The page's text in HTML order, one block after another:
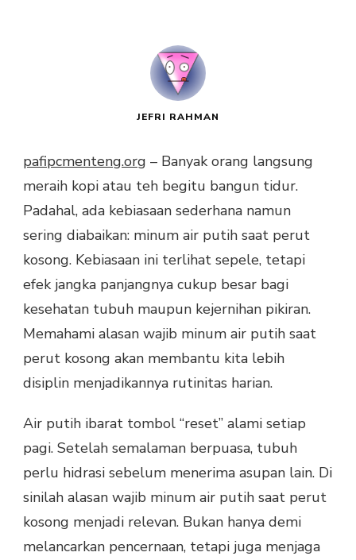
JEFRI RAHMAN
pafipcmenteng.org – Banyak orang langsung
meraih kopi atau teh begitu bangun tidur.
Padahal, ada kebiasaan sederhana namun
sering diabaikan: minum air putih saat perut
kosong. Kebiasaan ini terlihat sepele, tetapi
efek jangka panjangnya cukup besar bagi
kesehatan tubuh maupun kejernihan pikiran.
Memahami alasan wajib minum air putih saat
perut kosong akan membantu kita lebih
disiplin menjadikannya rutinitas harian.
Air putih ibarat tombol “reset” alami setiap
pagi. Setelah semalaman berpuasa, tubuh
perlu hidrasi sebelum menerima asupan lain. Di
sinilah alasan wajib minum air putih saat perut
kosong menjadi relevan. Bukan hanya demi
melancarkan pencernaan, tetapi juga menjaga